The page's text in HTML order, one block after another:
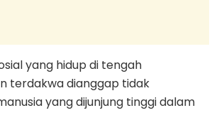
yang hidup di tengah
terdakwa dianggap tidak
yang dijunjung tinggi dalam